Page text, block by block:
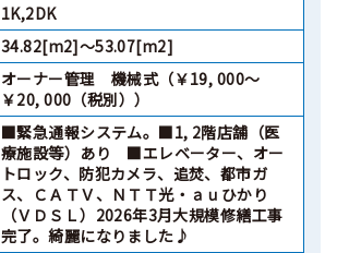
1K,2DK
34.82[m2]～53.07[m2]
オーナー管理 機械式（￥19, 000～
￥20, 000（税別））
■緊急通報システム。■1, 2階店舗（医
療施設等）あり ■エレベーター、オー
トロック、防犯カメラ、追焚、都市ガ
ス、ＣＡＴＶ、ＮＴＴ光・ａｕひかり
（ＶＤＳＬ）2026年3月大規模修繕工事
完了。綺麗になりました♪